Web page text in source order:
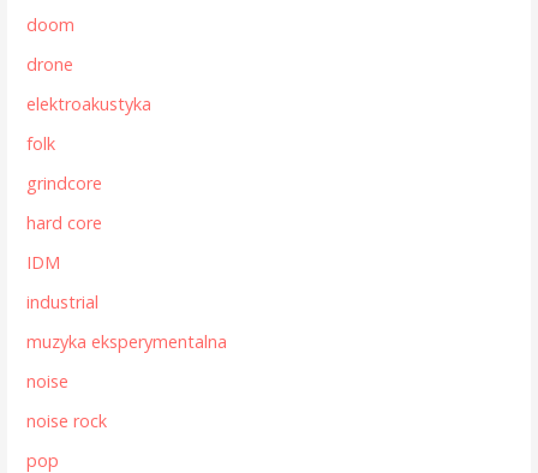
doom
drone
elektroakustyka
folk
grindcore
hard core
IDM
industrial
muzyka eksperymentalna
noise
noise rock
pop